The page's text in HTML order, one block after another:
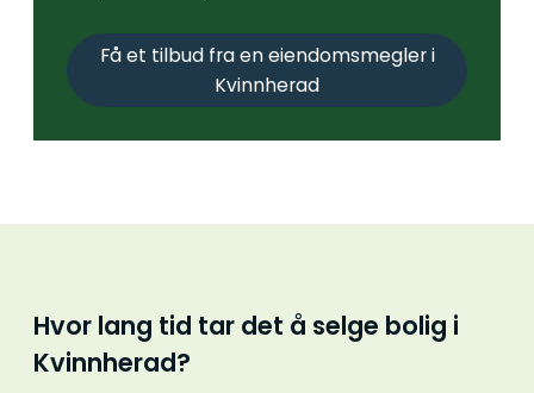
Få et tilbud fra en eiendomsmegler i
Kvinnherad
Hvor lang tid tar det å selge bolig i
Kvinnherad?